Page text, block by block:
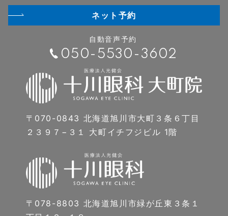
ネット予約
自動音声予約
050-5530-3602
〒070-0843 北海道旭川市大町３条６丁目
２３９７−３１ 大町イチフジビル 1階
〒078-8803 北海道旭川市緑が丘東３条１